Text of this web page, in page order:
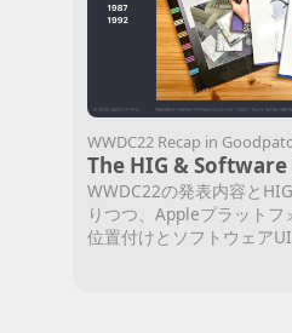
WWDC22 Recap in
The HIG &
WWDC22の発表内容と
りつつ、Appleプラット
位置付けとソフトウェア